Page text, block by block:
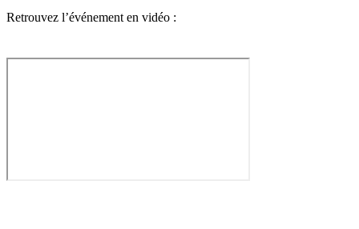
Retrouvez l’événement en vidéo :